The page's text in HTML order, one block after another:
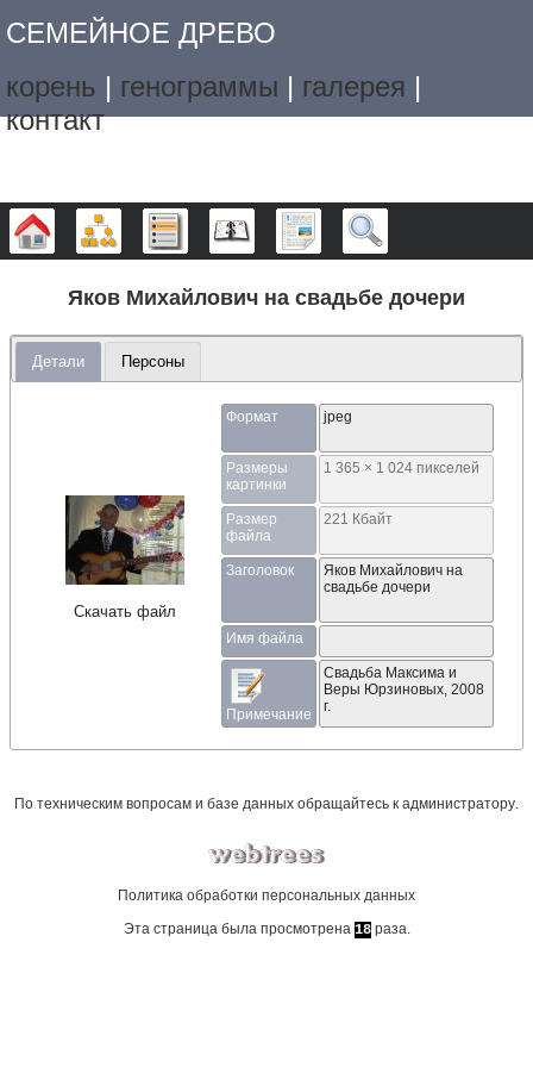
СЕМЕЙНОЕ ДРЕВО
корень | генограммы | галерея |
контакт
Дерево Графики Списки Календарь Отчёты
Яков Михайлович на свадьбе дочери
Детали Персоны
Скачать файл
Формат jpeg
Размеры
картинки
1 365 × 1 024 пикселей
Размер
файла
221 Кбайт
Заголовок
Яков Михайлович на
свадьбе дочери
Имя файла
Примечание
Свадьба Максима и
Веры Юрзиновых, 2008
г.
По техническим вопросам и базе данных обращайтесь к администратору.
Политика обработки персональных данных
Эта страница была просмотрена 18раза.